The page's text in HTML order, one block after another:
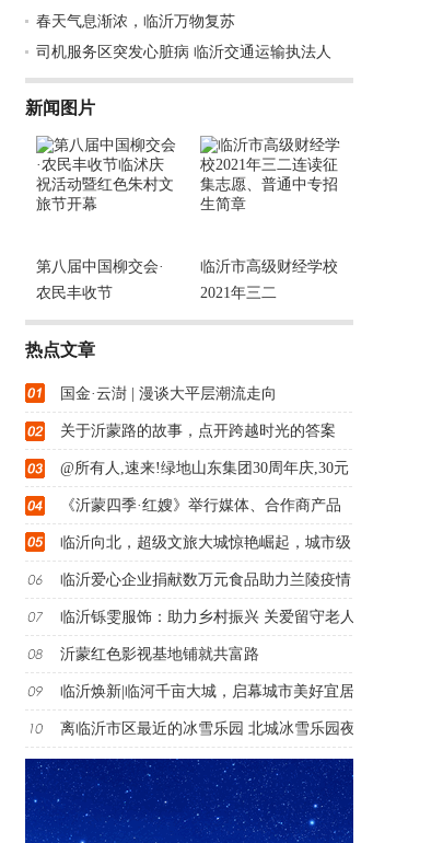
春天气息渐浓，临沂万物复苏
司机服务区突发心脏病 临沂交通运输执法人
新闻图片
第八届中国柳交会·
农民丰收节
临沂市高级财经学校
2021年三二
热点文章
国金·云澍 | 漫谈大平层潮流走向
关于沂蒙路的故事，点开跨越时光的答案
@所有人,速来!绿地山东集团30周年庆,30元
《沂蒙四季·红嫂》举行媒体、合作商产品
临沂向北，超级文旅大城惊艳崛起，城市级
临沂爱心企业捐献数万元食品助力兰陵疫情
临沂铄雯服饰：助力乡村振兴 关爱留守老人
沂蒙红色影视基地铺就共富路
临沂焕新|临河千亩大城，启幕城市美好宜居
离临沂市区最近的冰雪乐园 北城冰雪乐园夜